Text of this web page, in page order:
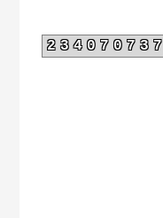
234070737